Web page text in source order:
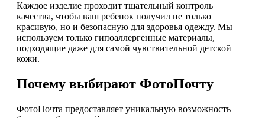
Каждое изделие проходит тщательный контроль
качества, чтобы ваш ребенок получил не только
красивую, но и безопасную для здоровья одежду. Мы
используем только гипоаллергенные материалы,
подходящие даже для самой чувствительной детской
кожи.
Почему выбирают ФотоПочту
ФотоПочта предоставляет уникальную возможность